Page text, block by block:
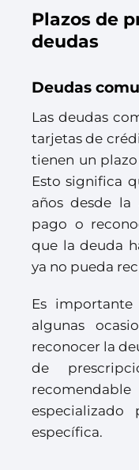
Plazos de
deudas
Deudas
Las deudas
tarjetas de
tienen un
Esto significa
años desde
pago o
que la deuda
ya no pueda
Es
algunas
reconocer la
de
especializado
específica.